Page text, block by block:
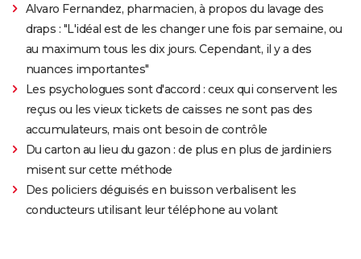
Alvaro Fernandez, pharmacien, à propos du lavage des
draps : "L'idéal est de les changer une fois par semaine, ou
au maximum tous les dix jours. Cependant, il y a des
nuances importantes"
Les psychologues sont d'accord : ceux qui conservent les
reçus ou les vieux tickets de caisses ne sont pas des
accumulateurs, mais ont besoin de contrôle
Du carton au lieu du gazon : de plus en plus de jardiniers
misent sur cette méthode
Des policiers déguisés en buisson verbalisent les
conducteurs utilisant leur téléphone au volant